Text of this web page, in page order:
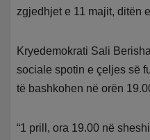
zgjedhjet e 11 majit, ditën
Kryedemokrati Sali
sociale spotin e çeljes së
të bashkohen në orën
“1 prill, ora 19.00 në